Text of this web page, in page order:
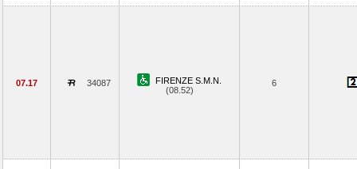
07.17 34087
FIRENZE S.M.N.
(08.52)
6